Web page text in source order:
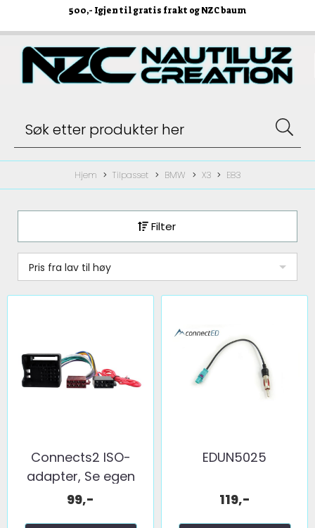
500,- Igjen til gratis frakt og NZC baum
Hjem Tilpasset BMW X3 E83
Filter
Pris fra lav til høy
Connects2 ISO-
adapter, Se egen
liste ...
99,-
EDUN5025
119,-